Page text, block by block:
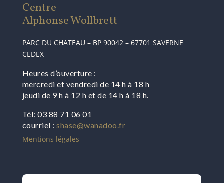
Centre
Alphonse Wollbrett
PARC DU CHATEAU – BP 90042 – 67701 SAVERNE
CEDEX
Heures d’ouverture :
mercredi et vendredi de 14 h à 18 h
jeudi de 9 h à 12 h et de 14 h à 18 h.
Tél: 03 88 71 06 01
courriel :shase@wanadoo.fr
Mentions légales